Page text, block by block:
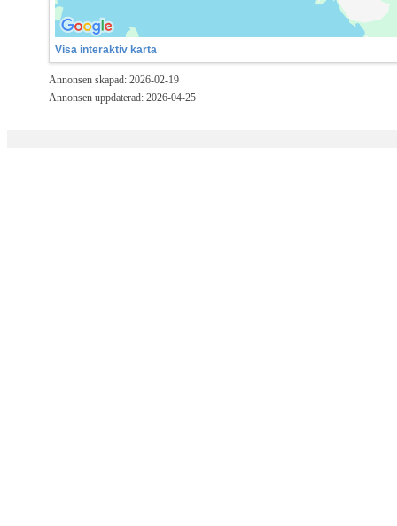
Visa interaktiv karta
Annonsen skapad: 2026-02-19
Annonsen uppdaterad: 2026-04-25